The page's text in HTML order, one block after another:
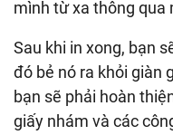
mình từ xa thông qua
Sau khi in xong, bạn
đó bẻ nó ra khỏi giàn
bạn sẽ phải hoàn
giấy nhám và các